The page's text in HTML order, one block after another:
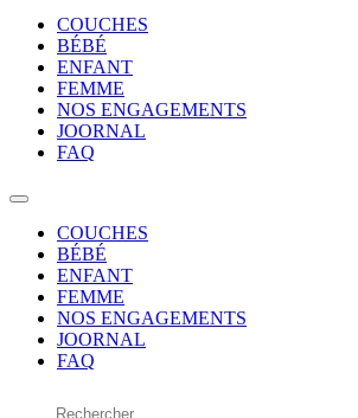
COUCHES
BÉBÉ
ENFANT
FEMME
NOS ENGAGEMENTS
JOORNAL
FAQ
COUCHES
BÉBÉ
ENFANT
FEMME
NOS ENGAGEMENTS
JOORNAL
FAQ
Rechercher